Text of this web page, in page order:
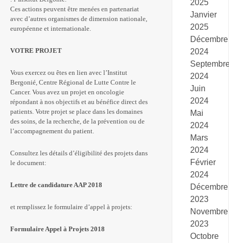
Ces actions peuvent être menées en partenariat
avec d’autres organismes de dimension nationale,
européenne et internationale.
VOTRE PROJET
Vous exercez ou êtes en lien avec l’Institut
Bergonié, Centre Régional de Lutte Contre le
Cancer. Vous avez un projet en oncologie
répondant à nos objectifs et au bénéfice direct des
patients. Votre projet se place dans les domaines
des soins, de la recherche, de la prévention ou de
l’accompagnement du patient.
Consultez les détails d’éligibilité des projets dans
le document:
Lettre de candidature AAP 2018
et remplissez le formulaire d’appel à projets:
Formulaire Appel à Projets 2018
2025
Janvier
2025
Décembre
2024
2024
Juin
2024
Mai
2024
Mars
2024
Février
2024
Décembre
2023
Novembre
2023
Octobre